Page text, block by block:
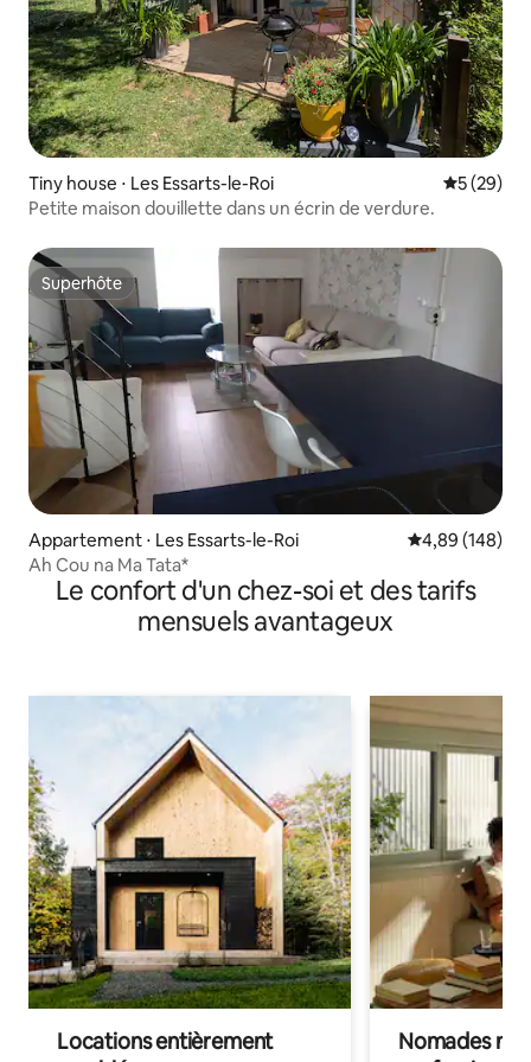
Tiny house ⋅ Les Essarts-le-Roi
5 (29)
Petite maison douillette dans un écrin de verdure.
Superhôte
Superhôte
Appartement ⋅ Les Essarts-le-Roi Évaluation
4,89 (148)
Ah Cou na Ma Tata*
Le confort d'un chez-soi et des tarifs
mensuels avantageux
Locations entièrement
Nomades